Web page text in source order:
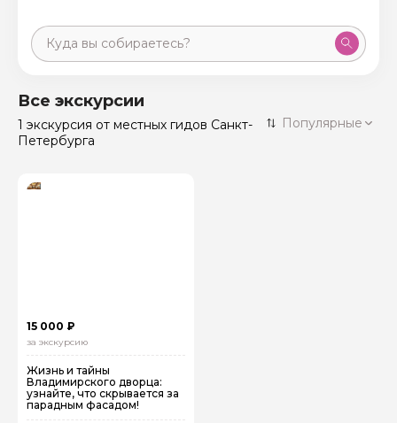
Санкт-Петербург
Россия
50 экскурсий
Все экскурсии
1 экскурсия от местных гидов Санкт-
Петербурга
Популярные
15 000 ₽
за экскурсию
Жизнь и тайны
Владимирского дворца:
узнайте, что скрывается за
парадным фасадом!